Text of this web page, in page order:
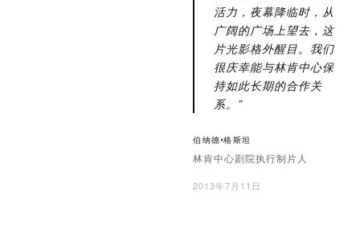
活力，夜幕降临时，从
广阔的广场上望去，这
片光影格外醒目。我们
很庆幸能与林肯中心保
持如此长期的合作关
系。”
伯纳德·格斯坦
林肯中心剧院执行制片人
2013年7月11日